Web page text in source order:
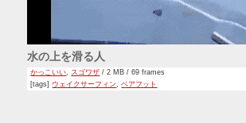
水の上を滑る人
かっこいい, スゴワザ / 2 MB / 69 frames
[tags] ウェイクサーフィン,ベアフット